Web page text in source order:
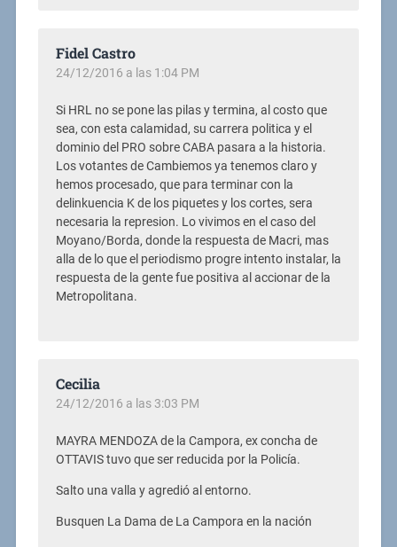
Fidel Castro
24/12/2016 a las 1:04 PM
Si HRL no se pone las pilas y termina, al costo que
sea, con esta calamidad, su carrera politica y el
dominio del PRO sobre CABA pasara a la historia.
Los votantes de Cambiemos ya tenemos claro y
hemos procesado, que para terminar con la
delinkuencia K de los piquetes y los cortes, sera
necesaria la represion. Lo vivimos en el caso del
Moyano/Borda, donde la respuesta de Macri, mas
alla de lo que el periodismo progre intento instalar, la
respuesta de la gente fue positiva al accionar de la
Metropolitana.
Cecilia
24/12/2016 a las 3:03 PM
MAYRA MENDOZA de la Campora, ex concha de
OTTAVIS tuvo que ser reducida por la Policía.
Salto una valla y agredió al entorno.
Busquen La Dama de La Campora en la nación